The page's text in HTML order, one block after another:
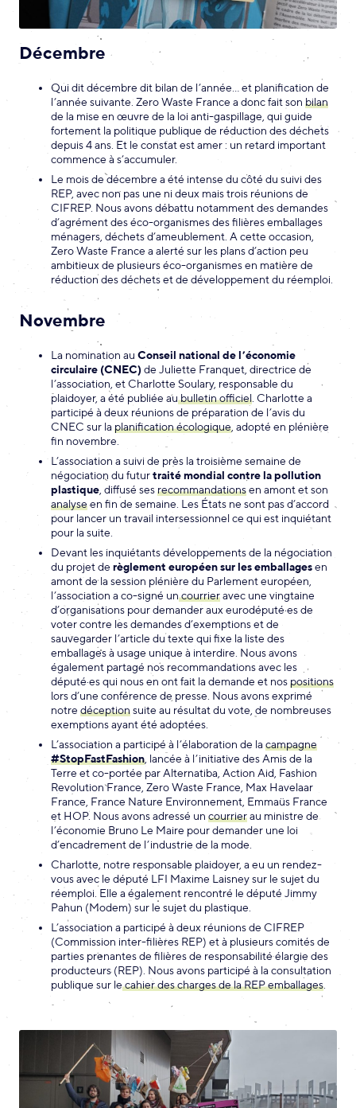
Décembre
Qui dit décembre dit bilan de l’année… et planification de
l’année suivante. Zero Waste France a donc fait son bilan
de la mise en œuvre de la loi anti-gaspillage, qui guide
fortement la politique publique de réduction des déchets
depuis 4 ans. Et le constat est amer : un retard important
commence à s’accumuler.
Le mois de décembre a été intense du côté du suivi des
REP, avec non pas une ni deux mais trois réunions de
CIFREP. Nous avons débattu notamment des demandes
d’agrément des éco-organismes des filières emballages
ménagers, déchets d’ameublement. A cette occasion,
Zero Waste France a alerté sur les plans d’action peu
ambitieux de plusieurs éco-organismes en matière de
réduction des déchets et de développement du réemploi.
Novembre
La nomination au Conseil national de l’économie
circulaire (CNEC)de Juliette Franquet, directrice de
l’association, et Charlotte Soulary, responsable du
plaidoyer, a été publiée aubulletin officiel . Charlotte a
participé à deux réunions de préparation de l’avis du
CNEC sur laplanification écologique , adopté en plénière
fin novembre.
L’association a suivi de près la troisième semaine de
négociation du futurtraité mondial contre la pollution
plastique , diffusé sesrecommandationsen amont et son
analyseen fin de semaine. Les États ne sont pas d’accord
pour lancer un travail intersessionnel ce qui est inquiétant
pour la suite.
Devant les inquiétants développements de la négociation
du projet de règlement européen sur les emballagesen
amont de la session plénière du Parlement européen,
l’association a co-signé uncourrieravec une vingtaine
d’organisations pour demander aux eurodéputé·es de
voter contre les demandes d’exemptions et de
sauvegarder l’article du texte qui fixe la liste des
emballages à usage unique à interdire. Nous avons
également partagé nos recommandations avec les
député·es qui nous en ont fait la demande et nospositions
lors d’une conférence de presse. Nous avons exprimé
notre déceptionsuite au résultat du vote, de nombreuses
exemptions ayant été adoptées.
L’association a participé à l’élaboration de lacampagne
#StopFastFashion , lancée à l’initiative des Amis de la
Terre et co-portée par Alternatiba, Action Aid, Fashion
Revolution France, Zero Waste France, Max Havelaar
France, France Nature Environnement, Emmaüs France
et HOP. Nous avons adressé un courrierau ministre de
l’économie Bruno Le Maire pour demander une loi
d’encadrement de l’industrie de la mode.
Charlotte, notre responsable plaidoyer, a eu un rendez-
vous avec le député LFI Maxime Laisney sur le sujet du
réemploi. Elle a également rencontré le député Jimmy
Pahun (Modem) sur le sujet du plastique.
L’association a participé à deux réunions de CIFREP
(Commission inter-filières REP) et à plusieurs comités de
parties prenantes de filières de responsabilité élargie des
producteurs (REP). Nous avons participé à la consultation
publique sur lecahier des charges de la REP emballages